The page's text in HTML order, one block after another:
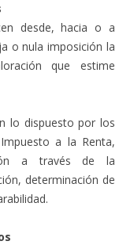
desde, hacia o a
o nula imposición la
que estime
lo dispuesto por los
a la Renta,
a través de la
determinación de